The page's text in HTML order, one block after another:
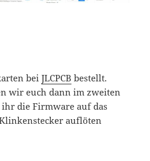
beiJLCPCB bestellt.
wir euch dann im zweiten
ihr die Firmware auf das
auflöten